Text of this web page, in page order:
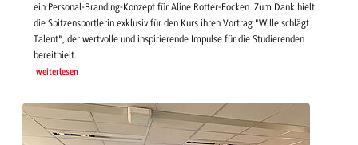
ein Personal-Branding-Konzept für Aline Rotter-Focken. Zum Dank hielt
die Spitzensportlerin exklusiv für den Kurs ihren Vortrag "Wille schlägt
Talent", der wertvolle und inspirierende Impulse für die Studierenden
bereithielt.
weiterlesen